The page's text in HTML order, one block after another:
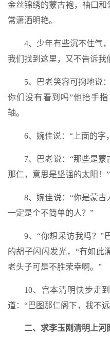
金丝锦绣的蒙古袍，袖口
常潇洒明艳。
4、少年有些沉不住气
我们找到这里，又不告诉我
5、巴老笑容可掬地说
你们没有看到吗”他抬手
轴。
6、婉佳说：“上面的字
7、巴老说：“那些是
那仁，意思是坚强的太阳！”
8、婉佳说：“你是蒙古
一定是个不简单的人？”
9、“你想采访我吗？”
的胡子闪闪发光，“有如此
老头子可是不胜荣幸啊。”
10、宫本清明快步走
道：“巴图那仁阁下，我不
二、求李玉刚清明上河